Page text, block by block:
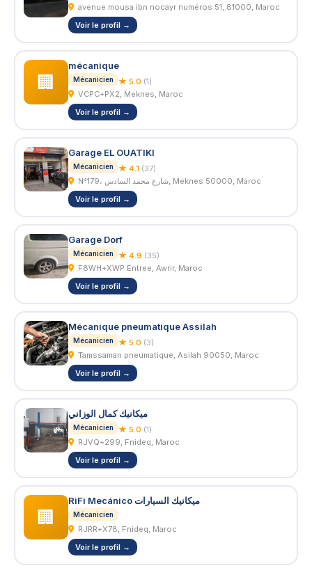
avenue mousa ibn nocayr numéros 51, 81000, Maroc
Voir le profil →
🏢
mécanique
Mécanicien ★ 5.0 (1)
VCPC+PX2, Meknes, Maroc
Voir le profil →
Garage EL OUATIKI
Mécanicien ★ 4.1 (37)
N°179، شارع محمد السادس, Meknes 50000, Maroc
Voir le profil →
Garage Dorf
Mécanicien ★ 4.9 (35)
F8WH+XWP Entree, Awrir, Maroc
Voir le profil →
Mécanique pneumatique Assilah
Mécanicien ★ 5.0 (3)
Tamssaman pneumatique, Asilah 90050, Maroc
Voir le profil →
ميكانيك كمال الوزاني
Mécanicien ★ 5.0 (1)
RJVQ+299, Fnideq, Maroc
Voir le profil →
🏢
RiFi Mecánico ميكانيك السيارات
Mécanicien
RJRR+X78, Fnideq, Maroc
Voir le profil →